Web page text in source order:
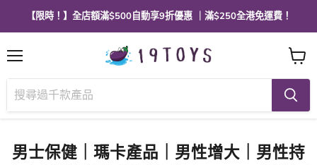
【限時！】全店額滿$500自動享9折優惠 ｜滿$250全港免運費！
單
查
看
購
物
車
男士保健｜瑪卡產品｜男性增大｜男性持